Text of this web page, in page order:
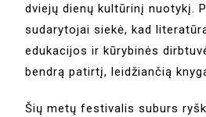
dviejų dienų kultūrinį nuotykį.
sudarytojai siekė, kad
edukacijos ir kūrybinės
bendrą patirtį, leidžiančią
Šių metų festivalis suburs